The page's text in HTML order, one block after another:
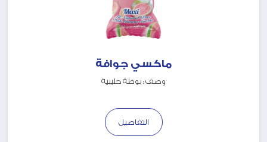
ماكسي جوافة
وصف : بوظة حليبية
التفاصيل